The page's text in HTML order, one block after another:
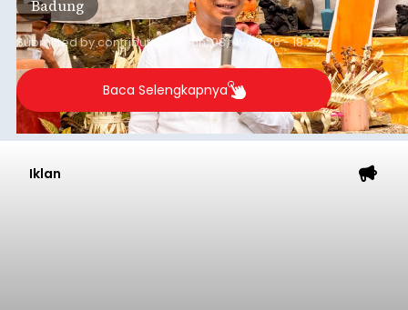
rata-rata penerimaan sebelumnya yang berkisar
Rp350 miliar hingga Rp400 miliar per bulan.
Badung
Submitted bycontributor Sun, 08/09/2026 - 18:22
Baca Selengkapnya
Iklan